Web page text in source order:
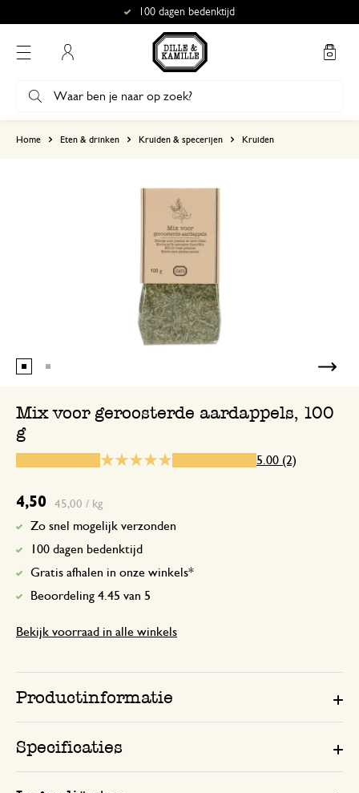
100 dagen bedenktijd
Home Eten & drinken Kruiden & specerijen Kruiden
Mix voor geroosterde aardappels, 100
g
5.00 (2)
4,50 45,00 / kg
Zo snel mogelijk verzonden
100 dagen bedenktijd
Gratis afhalen in onze winkels*
Beoordeling 4.45 van 5
Bekijk voorraad in alle winkels
Productinformatie
Specificaties
15 mei 2026
Enkel een score, geen toelichting